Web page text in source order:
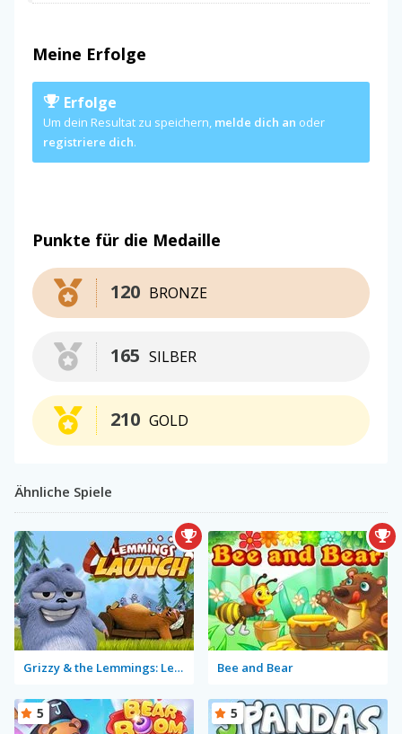
Meine Erfolge
Erfolge
Um dein Resultat zu speichern, melde dich an oder
registriere dich.
Punkte für die Medaille
BRONZE
120
SILBER
165
GOLD
210
Ähnliche Spiele
Grizzy & the Lemmings: Lemmings Launch Bee and Bear
5 5